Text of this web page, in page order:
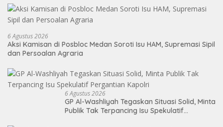
6 Agustus 2026
Aksi Kamisan di Posbloc Medan Soroti Isu HAM, Supremasi Sipil
dan Persoalan Agraria
6 Agustus 2026
GP Al-Washliyah Tegaskan Situasi Solid, Minta
Publik Tak Terpancing Isu Spekulatif